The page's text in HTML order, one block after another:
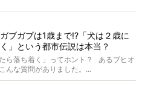
ブガブは1歳まで!?「犬は２歳に
」という都市伝説は本当？
ら落ち着く」ってホント？ あるブヒオ
んな質問がありました。...